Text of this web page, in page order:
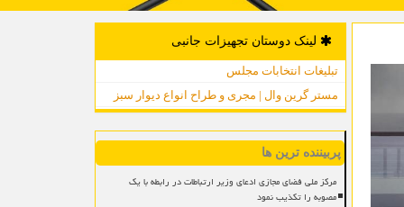
لینک دوستان تجهیزات جانبی
تبلیغات انتخابات مجلس
مستر گرین وال | مجری و طراح انواع دیوار سبز
پربیننده ترین ها
مرکز ملی فضای مجازی ادعای وزیر ارتباطات در رابطه با یک
مصوبه را تکذیب نمود